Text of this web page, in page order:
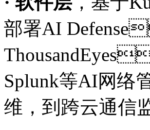
部署AI
Splunk等AI网络管
维，到跨云通